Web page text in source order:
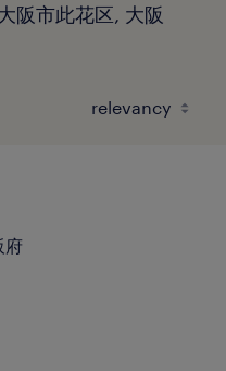
阪市此花区, 大阪
府